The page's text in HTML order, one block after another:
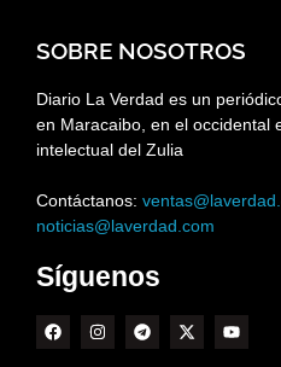
SOBRE NOSOTROS
Diario La Verdad es un
en Maracaibo, en el occidental
intelectual del Zulia
Contáctanos:
noticias@laverdad.com
Síguenos